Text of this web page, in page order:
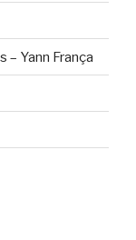
Yann França